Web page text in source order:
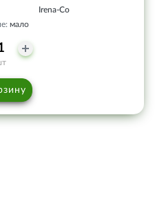
Irena-Co
мало